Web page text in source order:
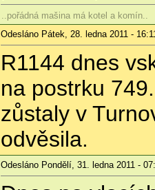
..pořádná mašina má kotel a komín..
Odesláno Pátek, 28. ledna 2011 -
R1144 dnes
na postrku
zůstaly v
odvěsila.
Odesláno Pondělí, 31. ledna 2011 -